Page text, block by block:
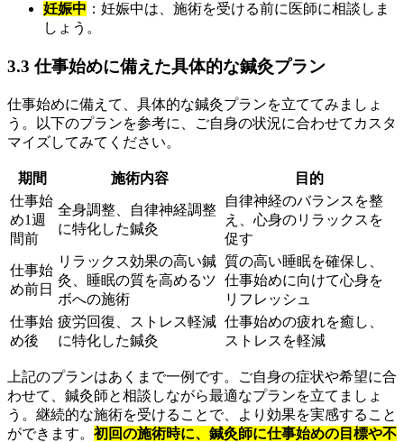
妊娠中 ：妊娠中は、施術を受ける前に医師に相談しま
しょう。
3.3 仕事始めに備えた具体的な鍼灸プラン
仕事始めに備えて、具体的な鍼灸プランを立ててみましょ
う。以下のプランを参考に、ご自身の状況に合わせてカスタ
マイズしてみてください。
期間 施術内容
目的
仕事始
め1週
間前
全身調整、自律神経調整
に特化した鍼灸
自律神経のバランスを整
え、心身のリラックスを
促す
仕事始
め前日
リラックス効果の高い鍼
灸、睡眠の質を高めるツ
ボへの施術
質の高い睡眠を確保し、
仕事始めに向けて心身を
リフレッシュ
仕事始
め後
疲労回復、ストレス軽減
に特化した鍼灸
仕事始めの疲れを癒し、
ストレスを軽減
上記のプランはあくまで一例です。ご自身の症状や希望に合
わせて、鍼灸師と相談しながら最適なプランを立てましょ
う。継続的な施術を受けることで、より効果を実感すること
ができます。 初回の施術時に、鍼灸師に仕事始めの目標や不